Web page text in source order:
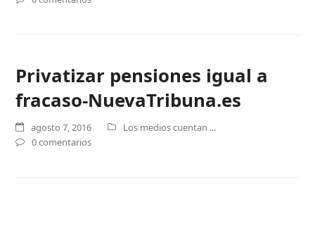
Privatizar pensiones igual a
fracaso-NuevaTribuna.es
agosto 7, 2016
Los medios cuentan ...
0 comentarios